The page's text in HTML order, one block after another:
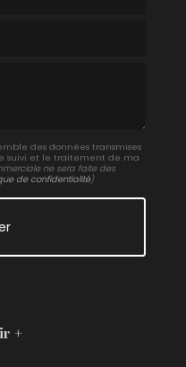
des données transmises
suivi et le traitement de ma
ne sera faite des
de confidentialité)
+